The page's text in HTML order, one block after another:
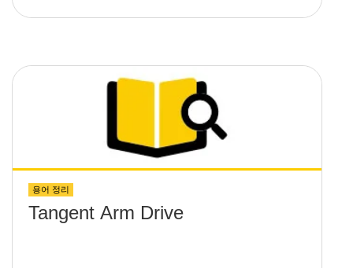
용어 정리
Tangent Arm Drive